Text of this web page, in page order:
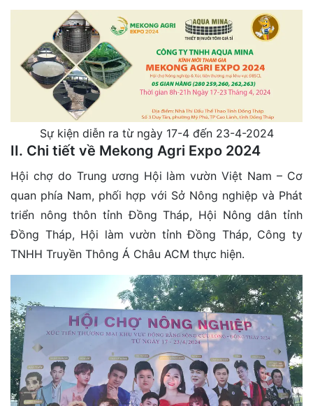
Sự kiện diễn ra từ ngày 17-4 đến 23-4-2024
II. Chi tiết về Mekong Agri Expo 2024
Hội chợ do Trung ương Hội làm vườn Việt Nam – Cơ
quan phía Nam, phối hợp với Sở Nông nghiệp và Phát
triển nông thôn tỉnh Đồng Tháp, Hội Nông dân tỉnh
Đồng Tháp, Hội làm vườn tỉnh Đồng Tháp, Công ty
TNHH Truyền Thông Á Châu ACM thực hiện.